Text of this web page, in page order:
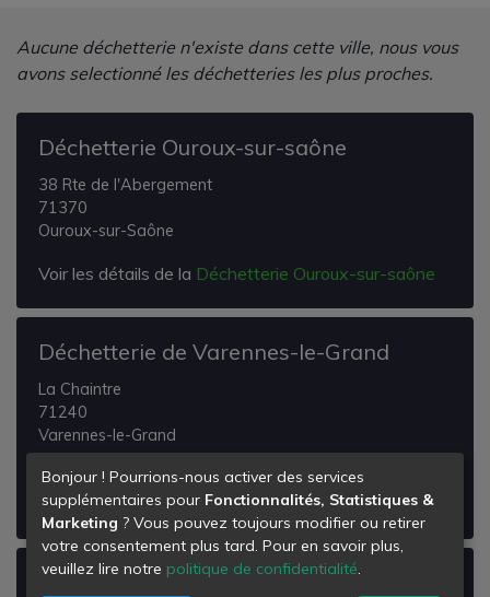
Aucune déchetterie n'existe dans cette ville, nous vous
avons selectionné les déchetteries les plus proches.
Déchetterie Ouroux-sur-saône
38 Rte de l'Abergement
71370
Ouroux-sur-Saône
Voir les détails de la Déchetterie Ouroux-sur-saône
Déchetterie de Varennes-le-Grand
La Chaintre
71240
Varennes-le-Grand
Voir les détails de laDéchetterie de Varennes-le-
Grand
Déchetterie de Saint-germain-du-plain
Bonjour ! Pourrions-nous activer des services
supplémentaires pour Fonctionnalités, Statistiques &
Marketing ? Vous pouvez toujours modifier ou retirer
votre consentement plus tard. Pour en savoir plus,
veuillez lire notre politique de confidentialité.